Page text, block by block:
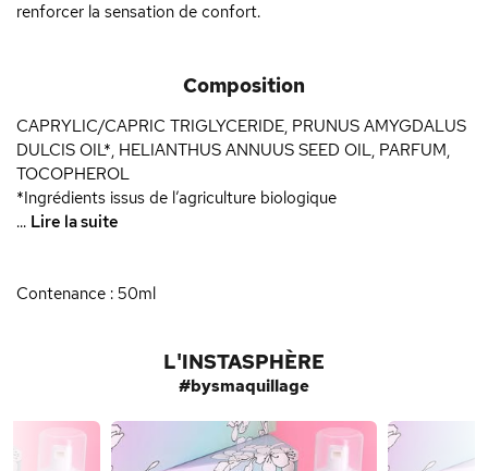
renforcer la sensation de confort.
Composition
CAPRYLIC/CAPRIC TRIGLYCERIDE, PRUNUS AMYGDALUS
DULCIS OIL*, HELIANTHUS ANNUUS SEED OIL, PARFUM,
TOCOPHEROL
*Ingrédients issus de l’agriculture biologique
... Lire la suite
Contenance : 50ml
L'INSTASPHÈRE
#bysmaquillage